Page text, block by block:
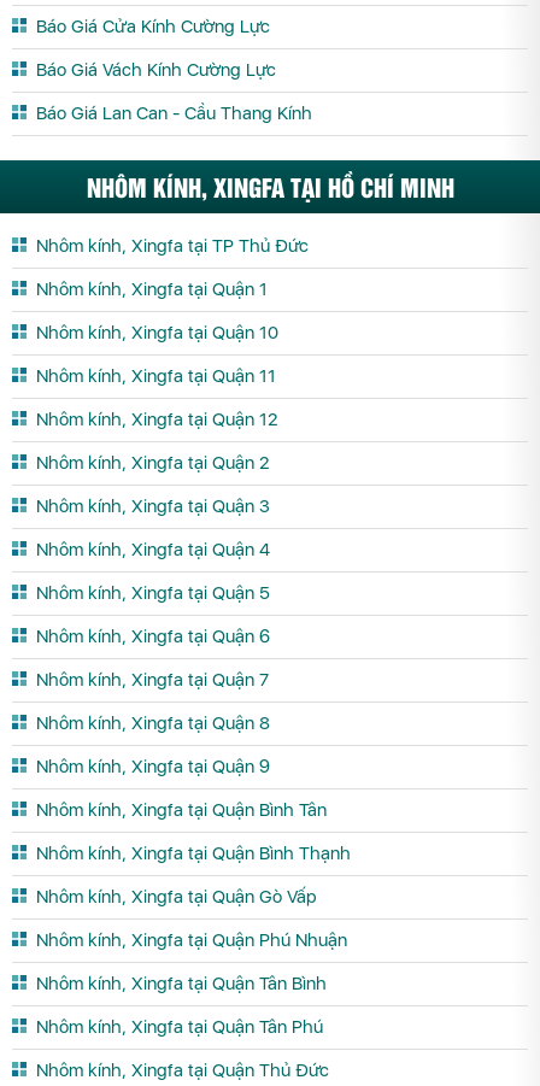
Báo Giá Cửa Kính Cường Lực
Báo Giá Vách Kính Cường Lực
Báo Giá Lan Can - Cầu Thang Kính
NHÔM KÍNH, XINGFA TẠI HỒ CHÍ MINH
Nhôm kính, Xingfa tại TP Thủ Đức
Nhôm kính, Xingfa tại Quận 1
Nhôm kính, Xingfa tại Quận 10
Nhôm kính, Xingfa tại Quận 11
Nhôm kính, Xingfa tại Quận 12
Nhôm kính, Xingfa tại Quận 2
Nhôm kính, Xingfa tại Quận 3
Nhôm kính, Xingfa tại Quận 4
Nhôm kính, Xingfa tại Quận 5
Nhôm kính, Xingfa tại Quận 6
Nhôm kính, Xingfa tại Quận 7
Nhôm kính, Xingfa tại Quận 8
Nhôm kính, Xingfa tại Quận 9
Nhôm kính, Xingfa tại Quận Bình Tân
Nhôm kính, Xingfa tại Quận Bình Thạnh
Nhôm kính, Xingfa tại Quận Gò Vấp
Nhôm kính, Xingfa tại Quận Phú Nhuận
Nhôm kính, Xingfa tại Quận Tân Bình
Nhôm kính, Xingfa tại Quận Tân Phú
Nhôm kính, Xingfa tại Quận Thủ Đức